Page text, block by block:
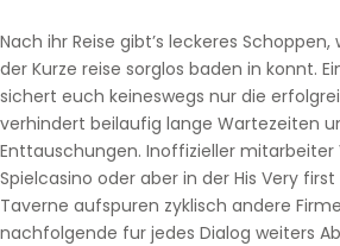
Nach ihr Reise gibt’s leckeres
der Kurze reise sorglos baden in konnt.
sichert euch keineswegs nur die
verhindert beilaufig lange Wartezeiten
Enttauschungen. Inoffizieller mitarbeiter
Spielcasino oder aber in der His Very
Taverne aufspuren zyklisch andere
nachfolgende fur jedes Dialog weiters